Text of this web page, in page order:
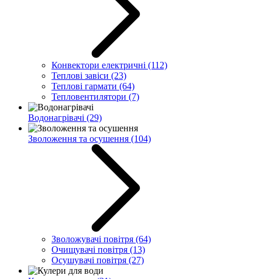
Конвектори електричні (112)
Теплові завіси (23)
Теплові гармати (64)
Тепловентилятори (7)
Водонагрівачі (29)
Зволоження та осушення (104)
Зволожувачі повітря (64)
Очищувачі повітря (13)
Осушувачі повітря (27)